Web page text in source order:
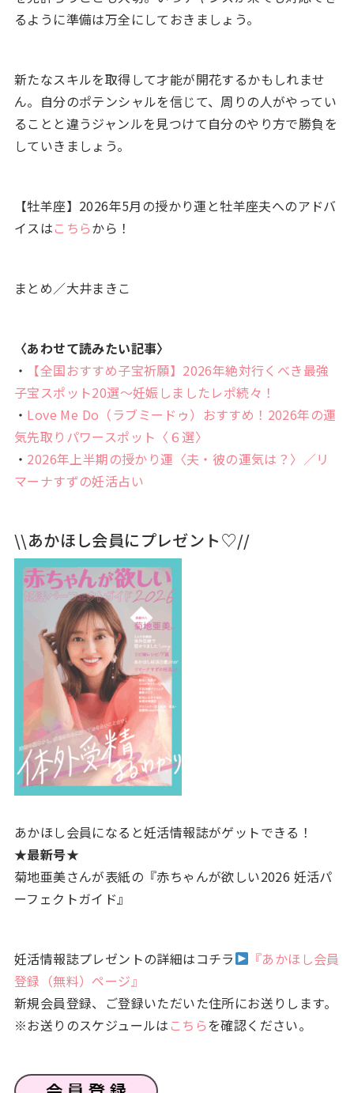
るように準備は万全にしておきましょう。
新たなスキルを取得して才能が開花するかもしれませ
ん。自分のポテンシャルを信じて、周りの人がやってい
ることと違うジャンルを見つけて自分のやり方で勝負を
していきましょう。
【牡羊座】2026年5月の授かり運と牡羊座夫へのアドバ
イスはこちらから！
まとめ／大井まきこ
〈あわせて読みたい記事〉
・
【全国おすすめ子宝祈願】2026年絶対行くべき最強
子宝スポット20選〜妊娠しましたレポ続々！
・ Love Me Do（ラブミードゥ）おすすめ！2026年の運
気先取りパワースポット〈６選〉
・ 2026年上半期の授かり運〈夫・彼の運気は？〉／リ
マーナすずの妊活占い
\\あかほし会員にプレゼント♡//
あかほし会員になると妊活情報誌がゲットできる！
★最新号★
菊地亜美さんが表紙の『赤ちゃんが欲しい2026 妊活パ
ーフェクトガイド』
妊活情報誌プレゼントの詳細はコチラ
『あかほし会員
登録（無料）ページ』
新規会員登録、ご登録いただいた住所にお送りします。
※お送りのスケジュールは こちらを確認ください。